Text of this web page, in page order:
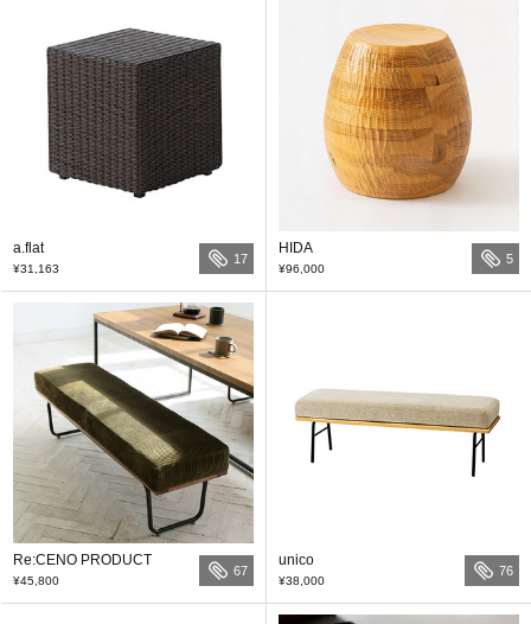
a.flat
¥31,163
17
HIDA
¥96,000
5
Re:CENO PRODUCT
¥45,800
67
unico
¥38,000
76